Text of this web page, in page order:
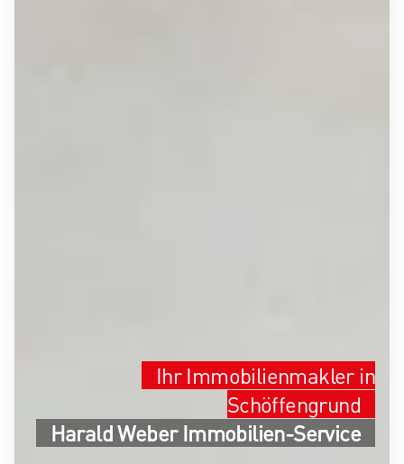
Ihr Immobilienmakler in
Schöffengrund
Harald Weber Immobilien-Service